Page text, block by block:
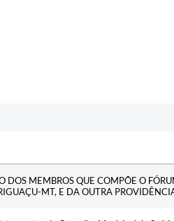
DOS MEMBROS QUE COMPÕE O
MT, E DA OUTRA